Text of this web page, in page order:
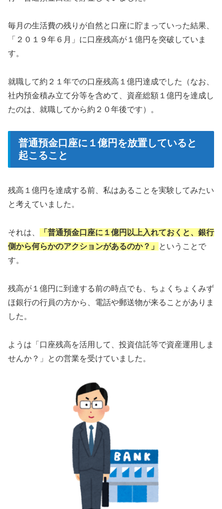
毎月の生活費の残りが自然と口座に貯まっていった結果、
「２０１９年６月」に口座残高が１億円を突破していま
す。
就職して約２１年での口座残高１億円達成でした（なお、
社内預金積み立て分等を含めて、資産総額１億円を達成し
たのは、就職してから約２０年後です）。
普通預金口座に１億円を放置していると
起こること
残高１億円を達成する前、私はあることを実験してみたい
と考えていました。
それは、 「普通預金口座に１億円以上入れておくと、銀行
側から何らかのアクションがあるのか？」
ということで
す。
残高が１億円に到達する前の時点でも、ちょくちょくみず
ほ銀行の行員の方から、電話や郵送物が来ることがありま
した。
ようは「口座残高を活用して、投資信託等で資産運用しま
せんか？」との営業を受けていました。